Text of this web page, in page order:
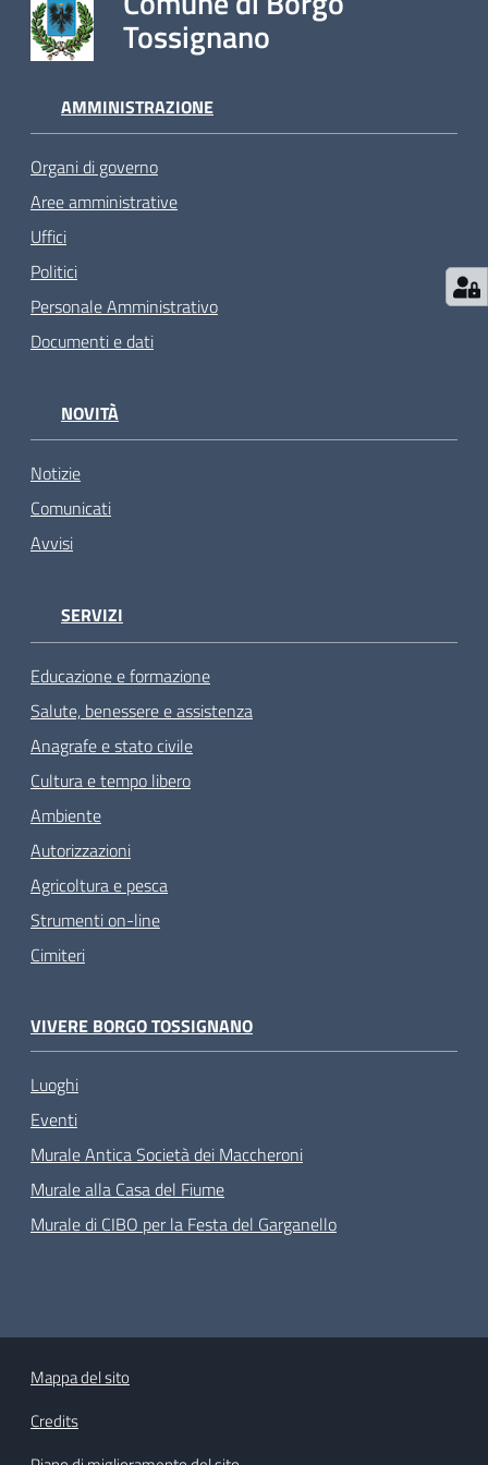
Tossignano
AMMINISTRAZIONE
Organi di governo
Aree amministrative
Uffici
Politici
Personale Amministrativo
Documenti e dati
NOVITÀ
Notizie
Comunicati
Avvisi
SERVIZI
Educazione e formazione
Salute, benessere e assistenza
Anagrafe e stato civile
Cultura e tempo libero
Ambiente
Autorizzazioni
Agricoltura e pesca
Strumenti on-line
Cimiteri
VIVERE BORGO TOSSIGNANO
Luoghi
Eventi
Murale Antica Società dei Maccheroni
Murale alla Casa del Fiume
Murale di CIBO per la Festa del Garganello
Mappa del sito
Credits